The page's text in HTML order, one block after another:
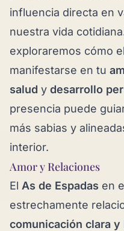
influencia directa en
nuestra vida
exploraremos cómo el
manifestarse en tu
salud y desarrollo
presencia puede
más sabias y
interior.
Amor y Relaciones
El As de Espadas en
estrechamente
comunicación clara y